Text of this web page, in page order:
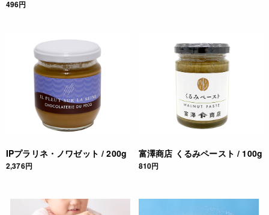
496円
IPプラリネ・ノワゼット / 200g
2,376円
富澤商店 くるみペースト / 100g
810円